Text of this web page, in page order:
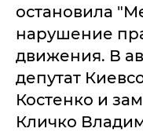
остановила
нарушение
движения. В
депутат
Костенко и
Кличко